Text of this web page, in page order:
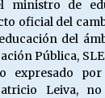
2026
los ricos, Save Our
Almas)
2026
ministro de
oficial del
del
Pública,
expresado
Leiva,